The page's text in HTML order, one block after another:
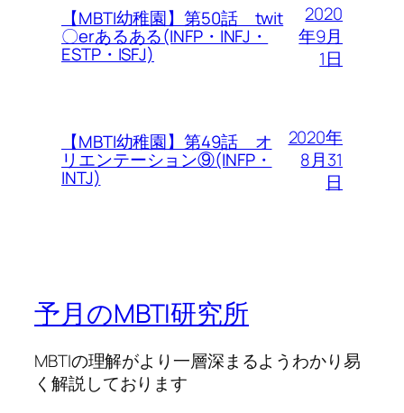
【MBTI幼稚園】第50話 twit
〇erあるある(INFP・INFJ・
ESTP・ISFJ)
2020
年9月
1日
【MBTI幼稚園】第49話 オ
リエンテーション⑨(INFP・
INTJ)
2020年
8月31
日
予月のMBTI研究所
MBTIの理解がより一層深まるようわかり易
く解説しております